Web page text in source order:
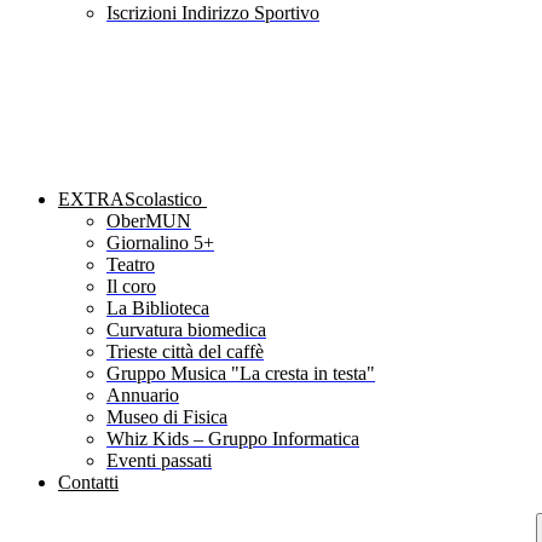
Iscrizioni Indirizzo Sportivo
EXTRAScolastico
OberMUN
Giornalino 5+
Teatro
Il coro
La Biblioteca
Curvatura biomedica
Trieste città del caffè
Gruppo Musica "La cresta in testa"
Annuario
Museo di Fisica
Whiz Kids – Gruppo Informatica
Eventi passati
Contatti